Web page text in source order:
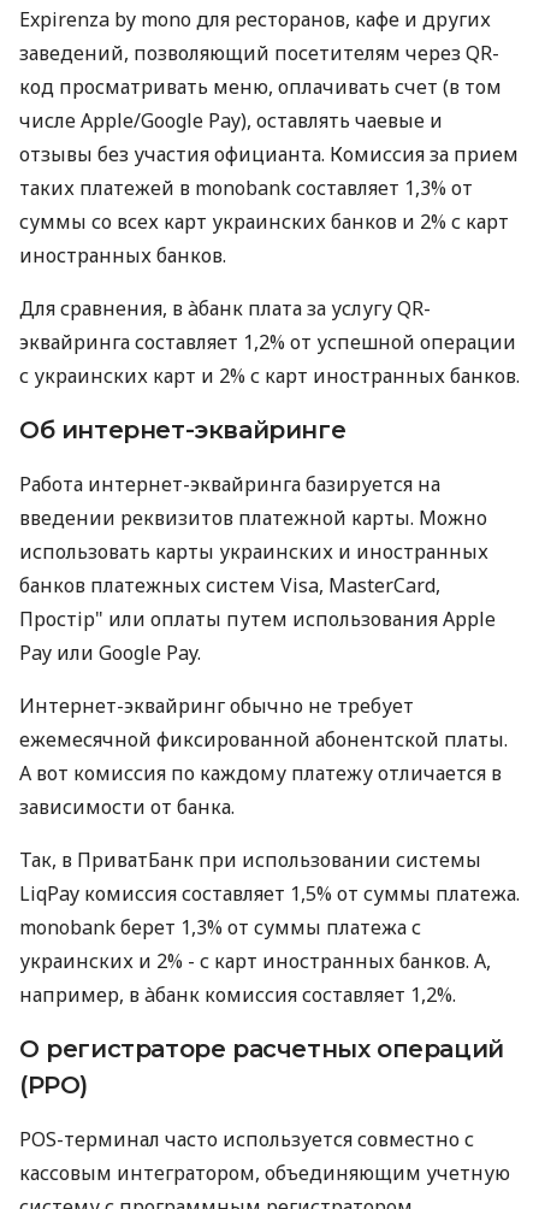
Expirenza by mono для ресторанов, кафе и других
заведений, позволяющий посетителям через QR-
код просматривать меню, оплачивать счет (в том
числе Apple/Google Pay), оставлять чаевые и
отзывы без участия официанта. Комиссия за прием
таких платежей в monobank составляет 1,3% от
суммы со всех карт украинских банков и 2% с карт
иностранных банков.
Для сравнения, в àбанк плата за услугу QR-
эквайринга составляет 1,2% от успешной операции
с украинских карт и 2% с карт иностранных банков.
Об интернет-эквайринге
Работа интернет-эквайринга базируется на
введении реквизитов платежной карты. Можно
использовать карты украинских и иностранных
банков платежных систем Visa, MasterCard,
Простір" или оплаты путем использования Apple
Pay или Google Pay.
Интернет-эквайринг обычно не требует
ежемесячной фиксированной абонентской платы.
А вот комиссия по каждому платежу отличается в
зависимости от банка.
Так, в ПриватБанк при использовании системы
LiqPay комиссия составляет 1,5% от суммы платежа.
monobank берет 1,3% от суммы платежа с
украинских и 2% - с карт иностранных банков. А,
например, в àбанк комиссия составляет 1,2%.
О регистраторе расчетных операций
(РРО)
POS-терминал часто используется совместно с
кассовым интегратором, объединяющим учетную